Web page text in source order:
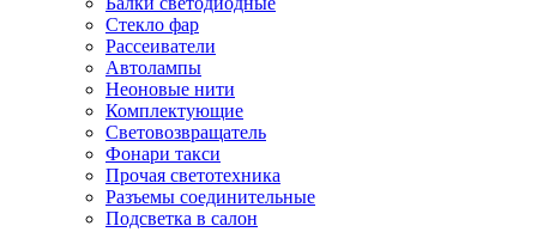
Стекло фар
Рассеиватели
Автолампы
Неоновые нити
Комплектующие
Световозвращатель
Фонари такси
Прочая светотехника
Разъемы соединительные
Подсветка в салон